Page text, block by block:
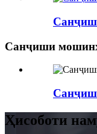
Санҷиши
Ҳисоботи